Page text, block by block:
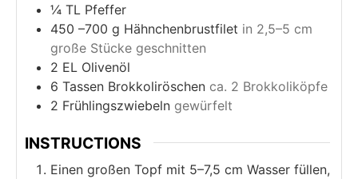
¼ TL Pfeffer
450 –700 g Hähnchenbrustfilet in 2,5–5 cm
große Stücke geschnitten
2 EL Olivenöl
6 Tassen Brokkoliröschen ca. 2 Brokkoliköpfe
2 Frühlingszwiebeln gewürfelt
INSTRUCTIONS
Einen großen Topf mit 5–7,5 cm Wasser füllen,